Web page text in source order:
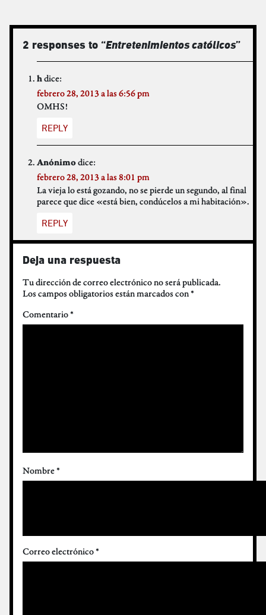
2 responses to “Entretenimientos católicos”
hdice:
febrero 28, 2013 a las 6:56 pm
OMHS!
REPLY
Anónimodice:
febrero 28, 2013 a las 8:01 pm
La vieja lo está gozando, no se pierde un segundo, al final
parece que dice «está bien, condúcelos a mi habitación».
REPLY
Deja una respuesta
Tu dirección de correo electrónico no será publicada.
Los campos obligatorios están marcados con*
Comentario*
Nombre*
Correo electrónico*